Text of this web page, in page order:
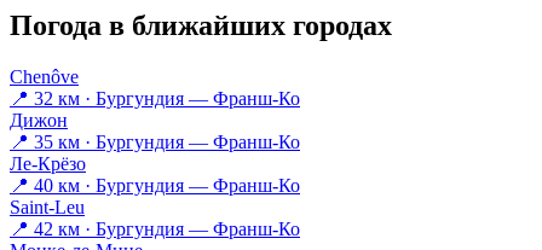
Погода в ближайших городах
Chenôve
📍 32 км · Бургундия — Франш-Ко
Дижон
📍 35 км · Бургундия — Франш-Ко
Ле-Крёзо
📍 40 км · Бургундия — Франш-Ко
Saint-Leu
📍 42 км · Бургундия — Франш-Ко